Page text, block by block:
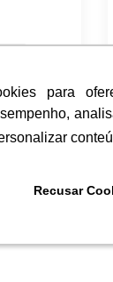
para
Recusar
para
Recusar
-